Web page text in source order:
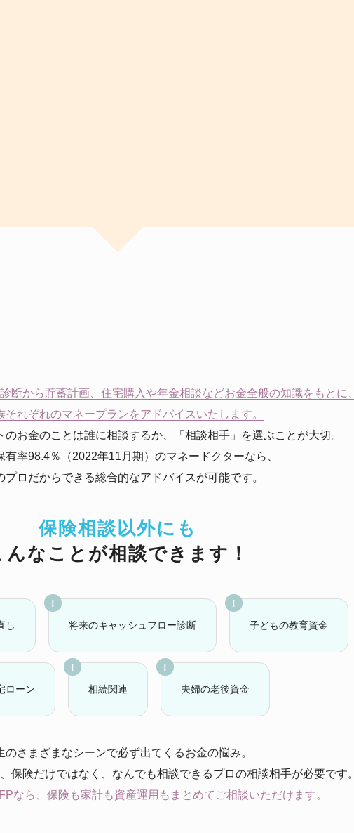
断から貯蓄計画、住宅購入や年金相談などお金全般の知識をもとに、
それぞれのマネープランをアドバイスいたします。
お金のことは誰に相談するか、「相談相手」を選ぶことが大切。
有率98.4％（2022年11月期）のマネードクターなら、
プロだからできる総合的なアドバイスが可能です。
保険相談以外にも
んなことが相談できます！
し 将来のキャッシュフロー診断 子どもの教育資金
ローン 相続関連 夫婦の老後資金
のさまざまなシーンで必ず出てくるお金の悩み。
保険だけではなく、なんでも相談できるプロの相談相手が必要です。
なら、保険も家計も資産運用もまとめてご相談いただけます。